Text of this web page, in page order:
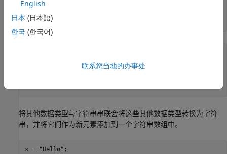
x = single(1);
y = double(2);
z = [x y]
  1×2 single row vector
将其他数据类型与字符串串联会将这些其他数据类型转换为字符
串，并将它们作为新元素添加到一个字符串数组中。
s = "Hello" ;
English
日本 (日本語)
한국 (한국어)
联系您当地的办事处